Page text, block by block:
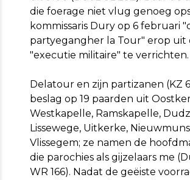
die foerage niet vlug genoeg
kommissaris Dury op 6 februari
partyegangher la Tour" erop uit
"executie militaire" te verrichten.
Delatour en zijn partizanen (KZ
beslag op 19 paarden uit
Westkapelle, Ramskapelle,
Lissewege, Uitkerke,
Vlissegem; ze namen de
die parochies als gijzelaars me
WR 166). Nadat de geëiste